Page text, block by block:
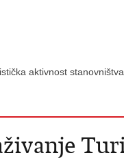
aktivnost